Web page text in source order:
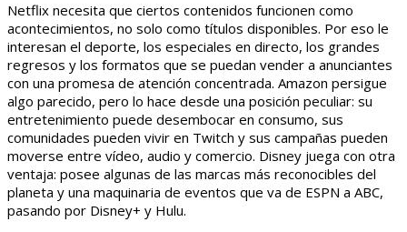
Netflix necesita que ciertos contenidos funcionen como
acontecimientos, no solo como títulos disponibles. Por eso le
interesan el deporte, los especiales en directo, los grandes
regresos y los formatos que se puedan vender a anunciantes
con una promesa de atención concentrada. Amazon persigue
algo parecido, pero lo hace desde una posición peculiar: su
entretenimiento puede desembocar en consumo, sus
comunidades pueden vivir en Twitch y sus campañas pueden
moverse entre vídeo, audio y comercio. Disney juega con otra
ventaja: posee algunas de las marcas más reconocibles del
planeta y una maquinaria de eventos que va de ESPN a ABC,
pasando por Disney+ y Hulu.